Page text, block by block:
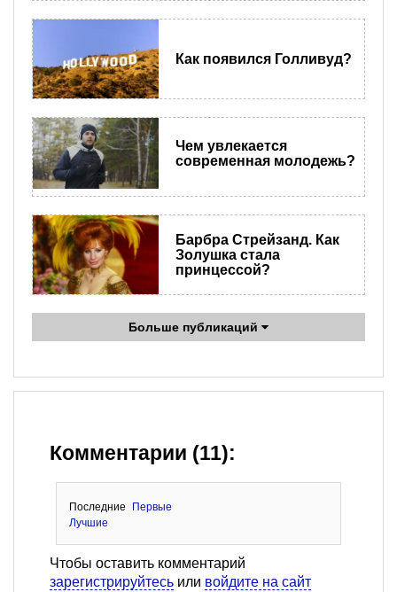
Как появился Голливуд?
Чем увлекается
современная молодежь?
Барбра Стрейзанд. Как
Золушка стала
принцессой?
Больше публикаций
Комментарии (11):
Последние
Первые
Лучшие
Чтобы оставить комментарий
зарегистрируйтесь или войдите на сайт